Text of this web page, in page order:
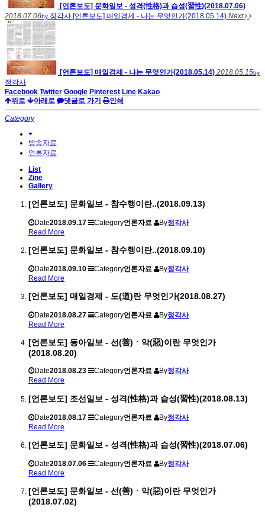
[언론보도] 문화일보 - 성격(性格)과 습성(習性)(2018.07.06)
2018.07.06by 정각사 [언론보도] 매일경제 - 나는 무엇인가(2018.05.14) Next
[언론보도] 매일경제 - 나는 무엇인가(2018.05.14) 2018.05.15by
정각사
Facebook Twitter Google Pinterest Line Kakao
위로
아래로 댓글로 가기 인쇄
Category
방송자료
언론자료
List
Zine
Gallery
[언론보도] 문화일보 - 참수행이란..(2018.09.13)
Date2018.09.17 Category언론자료 By정각사
Read More
[언론보도] 문화일보 - 참수행이란..(2018.09.10)
Date2018.09.10 Category언론자료 By정각사
Read More
[언론보도] 매일경제 - 도(道)란 무엇인가(2018.08.27)
Date2018.08.27 Category언론자료 By정각사
Read More
[언론보도] 동아일보 - 선(善)ㆍ악(惡)이란 무엇인가
(2018.08.20)
Date2018.08.23 Category언론자료 By정각사
Read More
[언론보도] 조선일보 - 성격(性格)과 습성(習性)(2018.08.13)
Date2018.08.17 Category언론자료 By정각사
Read More
[언론보도] 문화일보 - 성격(性格)과 습성(習性)(2018.07.06)
Date2018.07.06 Category언론자료 By정각사
Read More
[언론보도] 문화일보 - 선(善)ㆍ악(惡)이란 무엇인가
(2018.07.02)